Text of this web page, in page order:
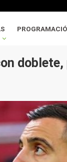
doblete,